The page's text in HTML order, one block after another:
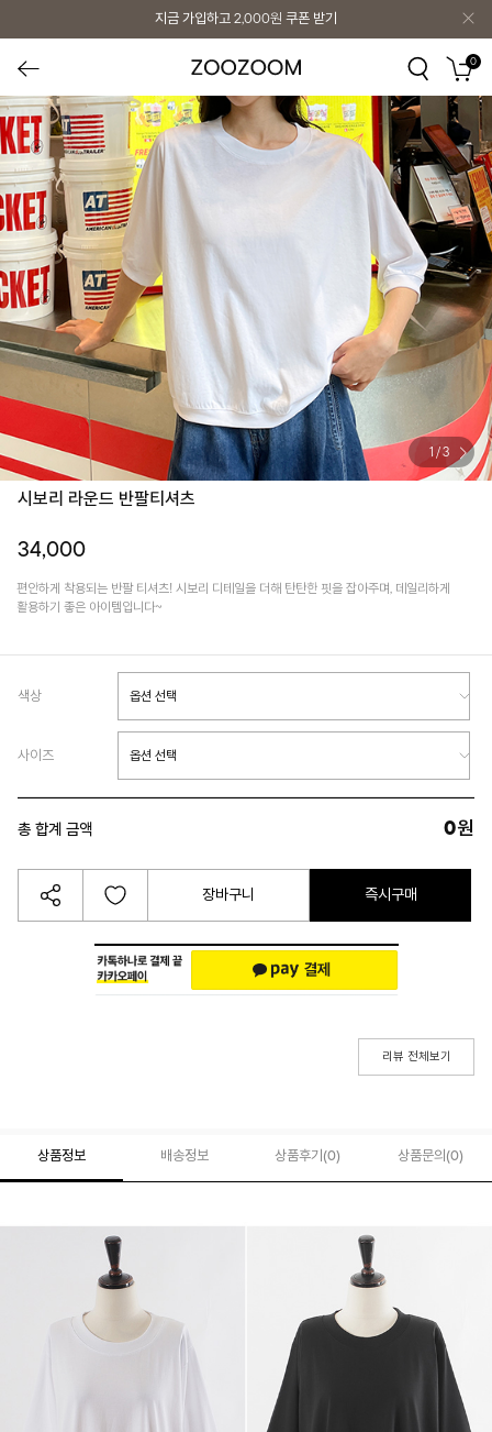
지금 가입하고 2,000원 쿠폰 받기
0
/ 3
시보리 라운드 반팔티셔츠
34,000
편안하게 착용되는 반팔 티셔츠! 시보리 디테일을 더해 탄탄한 핏을 잡아주며, 데일리하게
활용하기 좋은 아이템입니다~
색상
사이즈
총 합계 금액 0원
장바구니 즉시구매
리뷰 전체보기
상품정보 배송정보 상품후기(0) 상품문의 (0)